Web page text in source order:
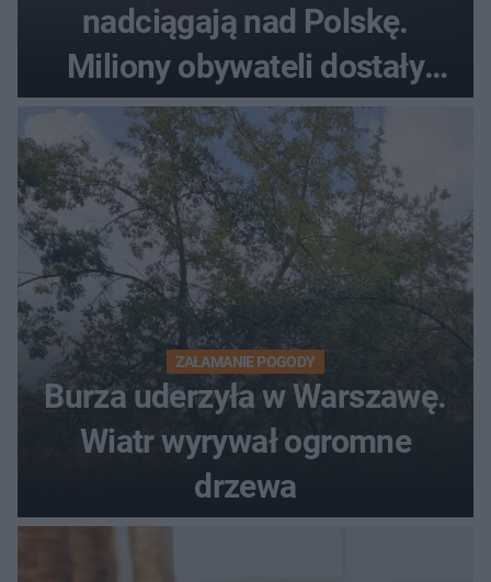
nadciągają nad Polskę.
Miliony obywateli dostały
wiadomości z pilnym
ostrzeżeniem
ZAŁAMANIE POGODY
Burza uderzyła w Warszawę.
Wiatr wyrywał ogromne
drzewa